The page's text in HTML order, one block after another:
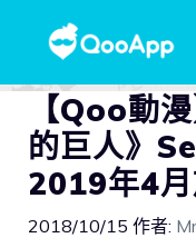
【Qoo動
的巨人》
2019年4
2018/10/15 作者: